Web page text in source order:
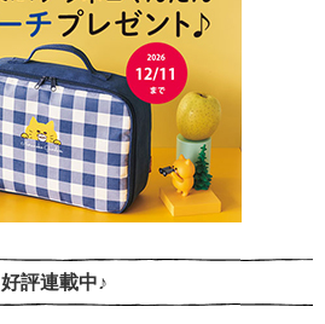
好評連載中♪